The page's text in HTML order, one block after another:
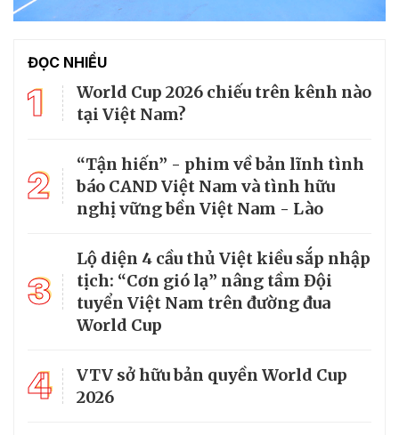
ĐỌC NHIỀU
1
World Cup 2026 chiếu trên kênh nào
tại Việt Nam?
2
“Tận hiến” - phim về bản lĩnh tình
báo CAND Việt Nam và tình hữu
nghị vững bền Việt Nam - Lào
3
Lộ diện 4 cầu thủ Việt kiều sắp nhập
tịch: “Cơn gió lạ” nâng tầm Đội
tuyển Việt Nam trên đường đua
World Cup
4
VTV sở hữu bản quyền World Cup
2026